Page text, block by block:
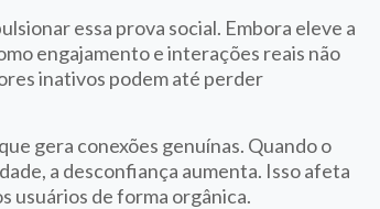
essa prova social. Embora eleve a
engajamento e interações reais não
inativos podem até perder
gera conexões genuínas. Quando o
a desconfiança aumenta. Isso afeta
usuários de forma orgânica.